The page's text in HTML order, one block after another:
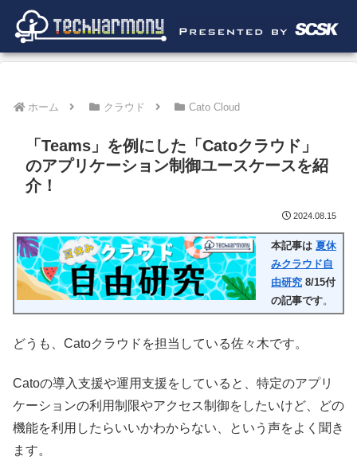
ホーム クラウド Cato Cloud
「Teams」を例にした「Catoクラウド」
のアプリケーション制御ユースケースを紹
介！
2024.08.15
本記事は夏休
みクラウド自
由研究 8/15付
の記事です。
どうも、Catoクラウドを担当している佐々木です。
Catoの導入支援や運用支援をしていると、特定のアプリ
ケーションの利用制限やアクセス制御をしたいけど、どの
機能を利用したらいいかわからない、という声をよく聞き
ます。